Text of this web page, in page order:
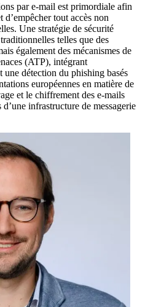
par e-mail est primordiale afin
d’empêcher tout accès non
Une stratégie de sécurité
telles que des
également des mécanismes de
(ATP), intégrant
détection du phishing basés
européennes en matière de
et le chiffrement des e-mails
infrastructure de messagerie